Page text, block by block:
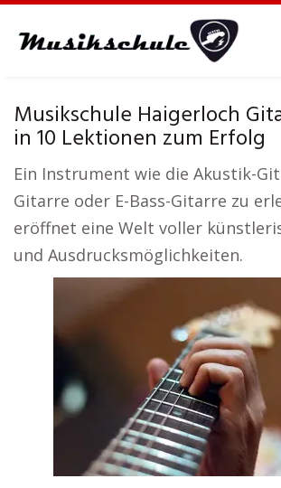
Musikschule Haigerloch
in 10 Lektionen zum Erfolg
Ein Instrument wie die Akustik-
Gitarre oder E-Bass-Gitarre zu
eröffnet eine Welt voller
und Ausdrucksmöglichkeiten.